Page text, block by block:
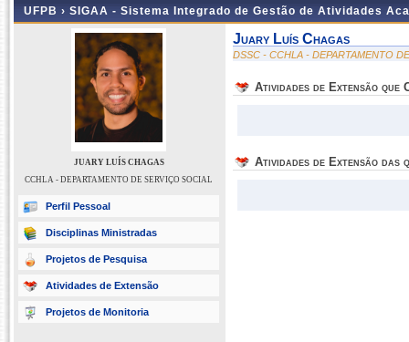
UFPB › SIGAA - Sistema Integrado de Gestão de Atividades
JUARY LUÍS CHAGAS
CCHLA - DEPARTAMENTO DE SERVIÇO SOCIAL
Perfil Pessoal
Disciplinas Ministradas
Projetos de Pesquisa
Atividades de Extensão
Projetos de Monitoria
Juary Luís Chagas
DSSC - CCHLA - DEPARTAMENTO
Atividades de Extensão que
Atividades de Extensão das